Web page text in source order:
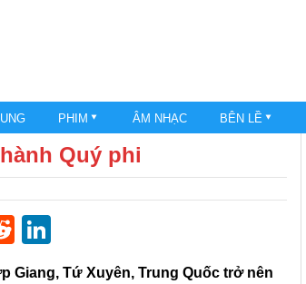
PHIM ÂM NHẠC BÊN LỀ
Quý phi
Reddit
Giang, Tứ Xuyên, Trung Quốc trở nên